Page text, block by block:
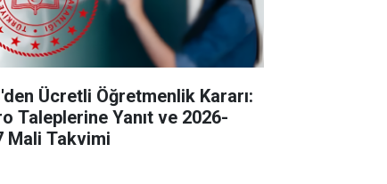
Ücretli Öğretmenlik Kararı:
Taleplerine Yanıt ve 2026-
Mali Takvimi